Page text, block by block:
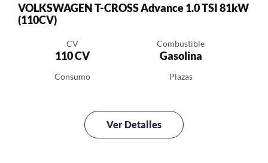
VOLKSWAGEN T-CROSS Advance 1.0 TSI 81kW
(110CV)
CV
110 CV
Combustible
Gasolina
Consumo Plazas
Ver Detalles